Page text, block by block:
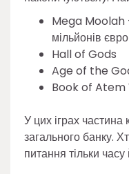
Mega Moolah
мільйонів
Hall of Gods
Age of the
Book of Atem
У цих іграх частина
загального банку.
питання тільки часу